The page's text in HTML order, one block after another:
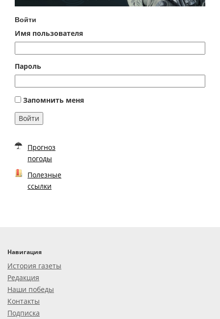
Войти
Имя пользователя
Пароль
Запомнить меня
Войти
Прогноз
погоды
Полезные
ссылки
Навигация
История газеты
Редакция
Наши победы
Контакты
Подписка